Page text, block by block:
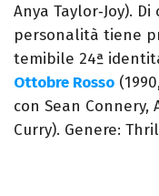
Anya Taylor‑Joy).
personalità tiene
temibile 24ª
Ottobre Rosso
con Sean Connery,
Curry). Genere: